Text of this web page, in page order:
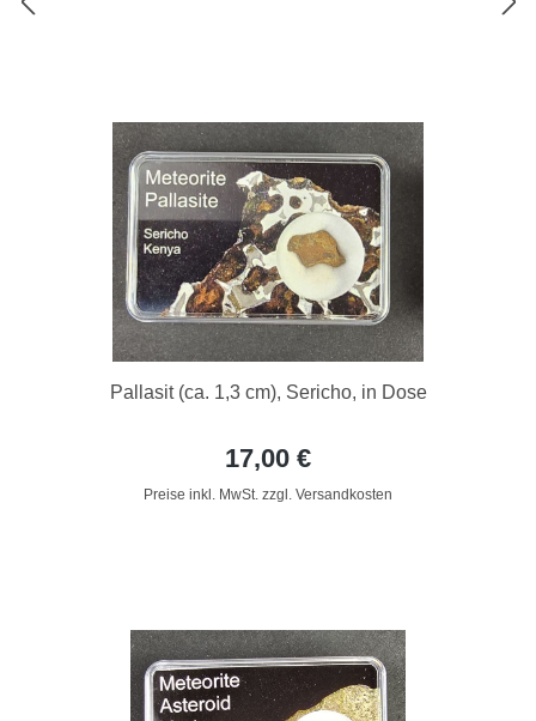
Pallasit (ca. 1,3 cm), Sericho, in Dose
17,00 €
Preise inkl. MwSt. zzgl. Versandkosten